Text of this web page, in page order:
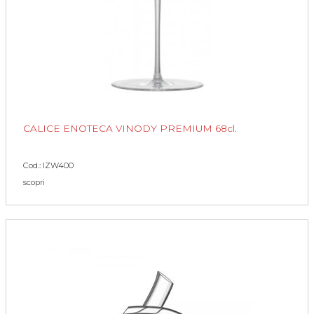
CALICE ENOTECA VINODY PREMIUM 68cl.
Cod.: IZW400
scopri